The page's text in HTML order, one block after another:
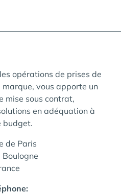
opérations de prises de
vous apporte un
mise sous contrat,
en adéquation à
budget.
de Paris